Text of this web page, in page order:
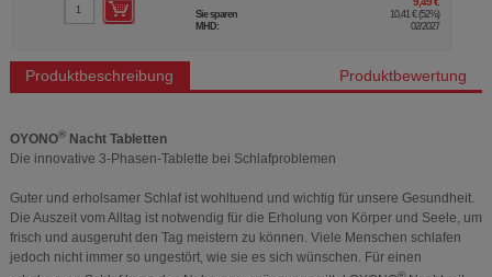
Sie sparen 10,41 € (52%)
MHD:
02/2027
Produktbeschreibung Produktbewertung
OYONO®Nacht Tabletten
Die innovative 3-Phasen-Tablette bei Schlafproblemen
Guter und erholsamer Schlaf ist wohltuend und wichtig für unsere Gesundheit.
Die Auszeit vom Alltag ist notwendig für die Erholung von Körper und Seele, um
frisch und ausgeruht den Tag meistern zu können. Viele Menschen schlafen
jedoch nicht immer so ungestört, wie sie es sich wünschen. Für einen